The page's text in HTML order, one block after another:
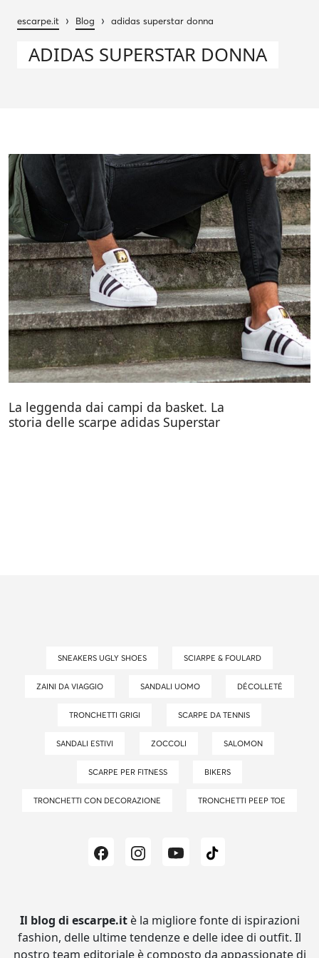
escarpe.it › Blog › adidas superstar donna
ADIDAS SUPERSTAR DONNA
La leggenda dai campi da basket. La
storia delle scarpe adidas Superstar
SNEAKERS UGLY SHOES SCIARPE & FOULARD
ZAINI DA VIAGGIO SANDALI UOMO DÉCOLLETÉ
TRONCHETTI GRIGI SCARPE DA TENNIS
SANDALI ESTIVI ZOCCOLI SALOMON
SCARPE PER FITNESS BIKERS
TRONCHETTI CON DECORAZIONE TRONCHETTI PEEP TOE
Il blog di escarpe.it è la migliore fonte di ispirazioni
fashion, delle ultime tendenze e delle idee di outfit. Il
nostro team editoriale è composto da appassionate di